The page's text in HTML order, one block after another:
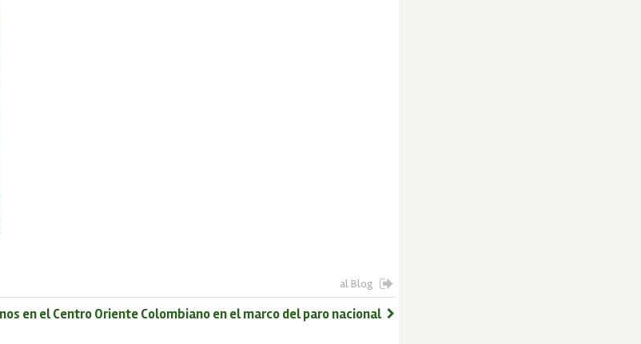
al Blog
en el Centro Oriente Colombiano en el marco del paro nacional